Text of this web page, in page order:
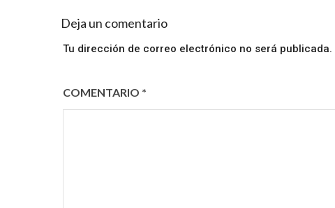
Deja un comentario
Tu dirección de correo electrónico no será publicada.
COMENTARIO *